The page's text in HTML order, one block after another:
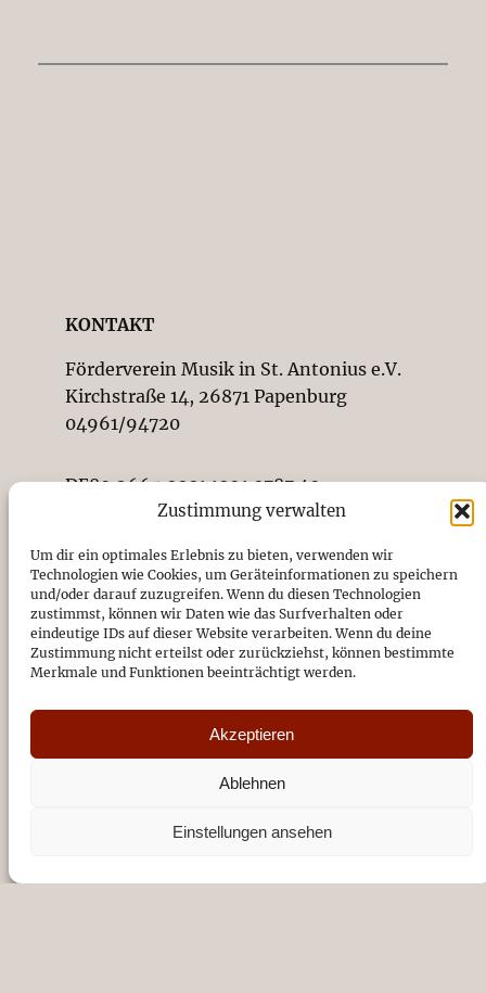
Zustimmung verwalten
Um dir ein optimales Erlebnis zu bieten, verwenden wir
Technologien wie Cookies, um Geräteinformationen zu speichern
und/oder darauf zuzugreifen. Wenn du diesen Technologien
zustimmst, können wir Daten wie das Surfverhalten oder
eindeutige IDs auf dieser Website verarbeiten. Wenn du deine
Zustimmung nicht erteilst oder zurückziehst, können bestimmte
Merkmale und Funktionen beeinträchtigt werden.
Akzeptieren
Ablehnen
Einstellungen ansehen
KONTAKT
Förderverein Musik in St. Antonius e.V.
Kirchstraße 14, 26871 Papenburg
04961/94720
DE89 2665 0001 1091 0787 49
Sparkasse Emsland
Amtsgericht Osnabrück: VR201923
Impressum
Datenschutz